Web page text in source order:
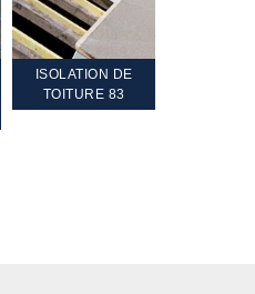
ISOLATION DE
TOITURE 83